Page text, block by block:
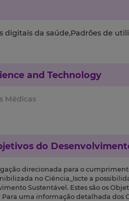
digitais da saúde,Padrões de
and Technology
Médicas
do
direcionada para o
no Ciência_Iscte a
Sustentável. Estes são os
Para uma informação detalhada